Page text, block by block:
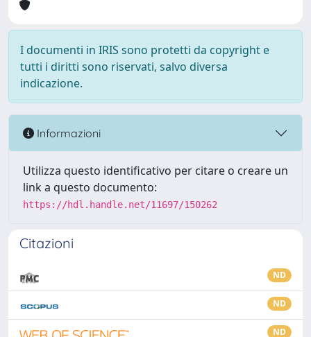
I documenti in IRIS sono protetti da copyright e
tutti i diritti sono riservati, salvo diversa
indicazione.
Informazioni
Utilizza questo identificativo per citare o creare un
link a questo documento:
https://hdl.handle.net/11697/150262
Citazioni
ND
ND
ND